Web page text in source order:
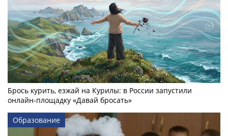
Брось курить, езжай на Курилы: в России запустили
онлайн-­площадку «Давай бросать»
Образование